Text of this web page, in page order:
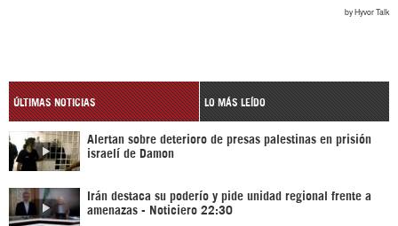
ÚLTIMAS NOTICIAS LO MÁS LEÍDO
Alertan sobre deterioro de presas palestinas en prisión
israelí de Damon
Irán destaca su poderío y pide unidad regional frente a
amenazas - Noticiero 22:30